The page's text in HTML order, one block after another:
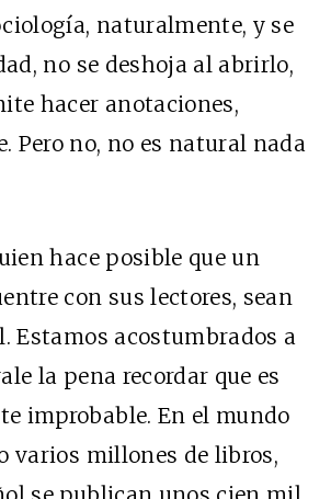
naturalmente, y se
no se deshoja al abrirlo,
hacer anotaciones,
Pero no, no es natural nada
hace posible que un
con sus lectores, sean
Estamos acostumbrados a
la pena recordar que es
improbable. En el mundo
varios millones de libros,